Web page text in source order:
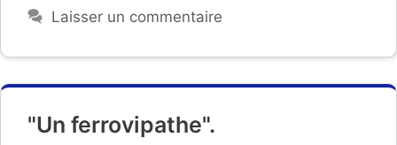
Laisser un commentaire
"Un ferrovipathe".